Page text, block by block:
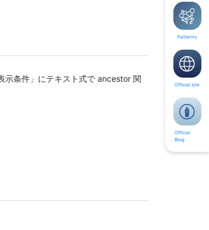
示条件」にテキスト式で ancestor 関
Patterns
Official site
Official
Blog